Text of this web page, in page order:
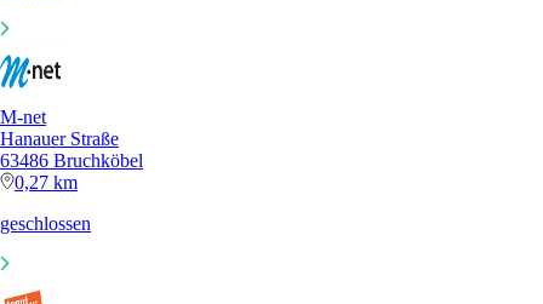
M-net
Hanauer Straße
63486 Bruchköbel
0,27 km
geschlossen